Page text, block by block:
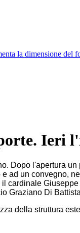
la dimensione del
Dopo l'apertura
ad un convegno,
cardinale
Graziano Di
della struttura